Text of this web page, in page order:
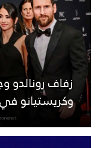
زفاف
وكريستيانو